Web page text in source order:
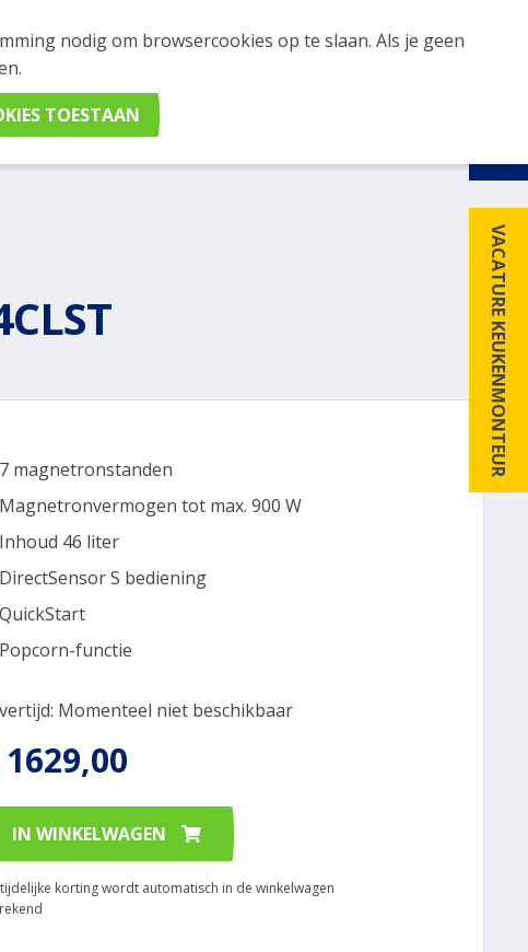
VACATURE KEUKENMONTEUR
apparaten en merken met elkaar. Klik hier voor
Momenteel niet beschikbaar
7 magnetronstanden
Magnetronvermogen tot max. 900 W
Inhoud 46 liter
DirectSensor S bediening
QuickStart
Popcorn-functie
IN WINKELWAGEN
korting wordt automatisch in de winkelwagen
nodig om browsercookies op te slaan. Als je geen